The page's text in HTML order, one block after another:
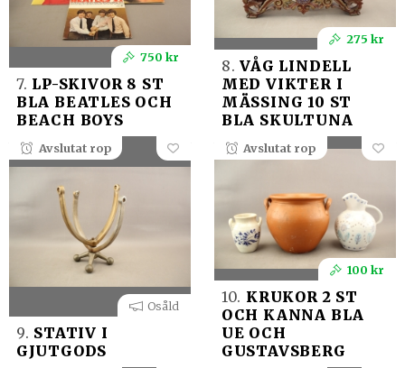
750 kr
7. LP-SKIVOR 8 ST
BLA BEATLES OCH
BEACH BOYS
275 kr
8. VÅG LINDELL
MED VIKTER I
MÄSSING 10 ST
BLA SKULTUNA
Avslutat rop
Osåld
9. STATIV I
GJUTGODS
Avslutat rop
100 kr
10. KRUKOR 2 ST
OCH KANNA BLA
UE OCH
GUSTAVSBERG